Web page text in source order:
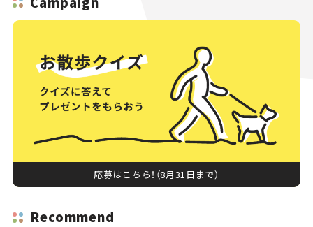
応募はこちら！（8月31日まで）
Recommend